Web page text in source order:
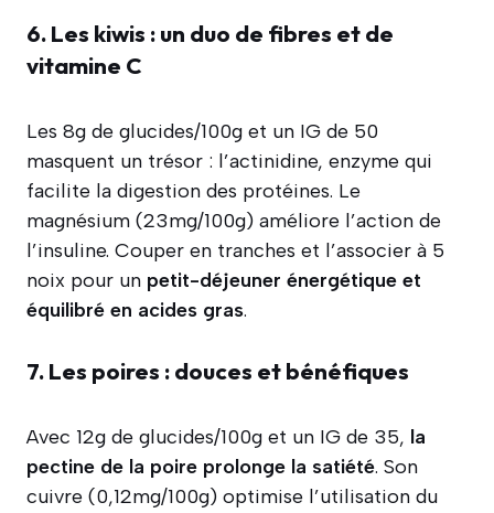
6. Les kiwis : un duo de fibres et de
vitamine C
Les 8g de glucides/100g et un IG de 50
masquent un trésor : l’actinidine, enzyme qui
facilite la digestion des protéines. Le
magnésium (23mg/100g) améliore l’action de
l’insuline. Couper en tranches et l’associer à 5
noix pour un petit-déjeuner énergétique et
équilibré en acides gras.
7. Les poires : douces et bénéfiques
Avec 12g de glucides/100g et un IG de 35, la
pectine de la poire prolonge la satiété. Son
cuivre (0,12mg/100g) optimise l’utilisation du